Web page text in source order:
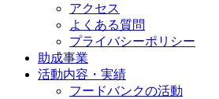
アクセス
よくある質問
プライバシーポリシー
助成事業
活動内容・実績
フードバンクの活動